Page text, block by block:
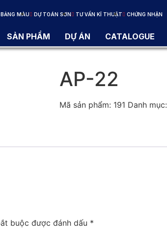
BẢNG MÀU DỰ TOÁN SƠN TƯ VẤN KĨ THUẬT CHỨNG NHẬN
SẢN PHẨM DỰ ÁN CATALOGUE
AP-22
Mã sản phẩm: 191 Danh mục:
buộc được đánh dấu *